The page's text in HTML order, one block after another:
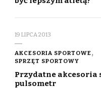
19 LIPCA 2013
AKCESORIA SPORTOWE
SPRZĘT SPORTOWY
Przydatne akcesoria
pulsometr